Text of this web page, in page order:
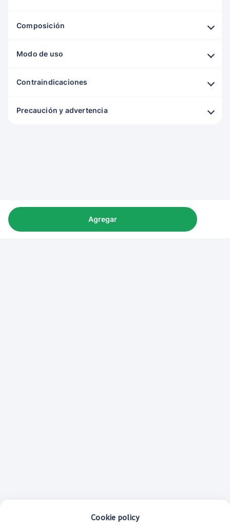
Composición
Modo de uso
Contraindicaciones
Precaución y advertencia
Agregar
Cookie policy